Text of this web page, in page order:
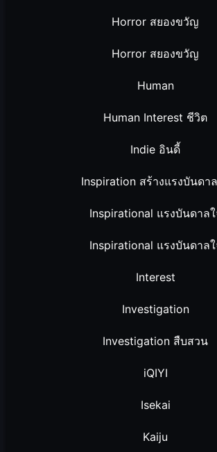
Horror สยองขวัญ
Horror สยองขวัญ
Human
Human Interest ชีวิต
Indie อินดี้
Inspiration สร้างแรงบันดา
Inspirational แรงบันดาลใ
Inspirational แรงบันดาลใ
Interest
Investigation
Investigation สืบสวน
iQIYI
Isekai
Kaiju